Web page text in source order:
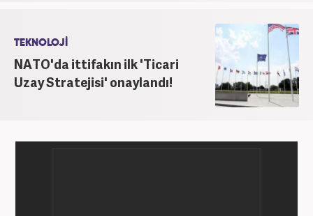
TEKNOLOJİ
NATO'da ittifakın ilk 'Ticari
Uzay Stratejisi' onaylandı!